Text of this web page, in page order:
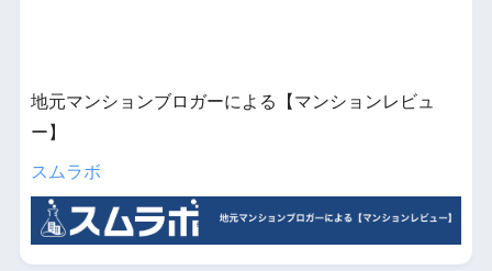
地元マンションブロガーによる【マンションレビュ
ー】
スムラボ